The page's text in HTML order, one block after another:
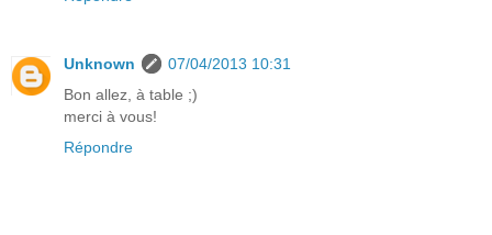
Unknown
07/04/2013 10:31
Bon allez, à table ;)
merci à vous!
Répondre